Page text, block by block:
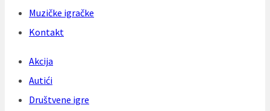
Muzičke igračke
Kontakt
Akcija
Autići
Društvene igre